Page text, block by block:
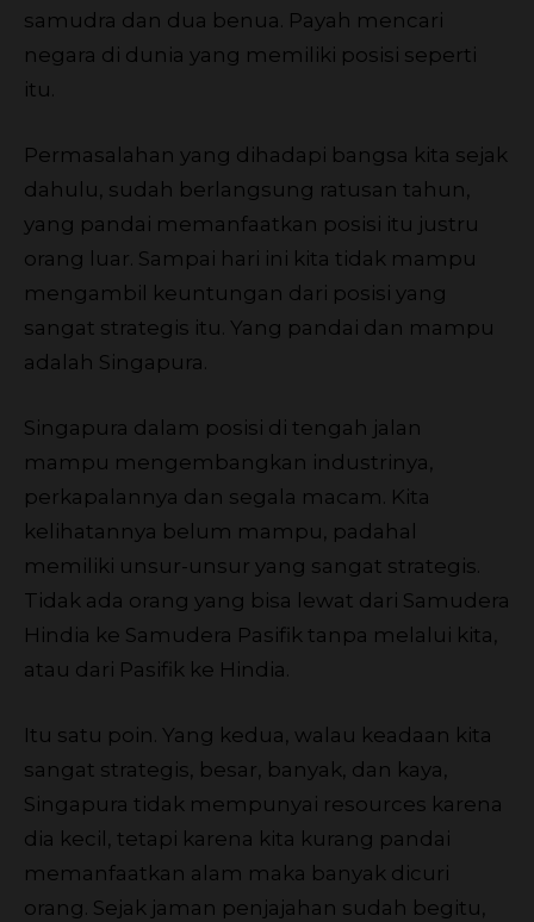
samudra dan dua benua. Payah mencari
negara di dunia yang memiliki posisi seperti
itu.
Permasalahan yang dihadapi bangsa kita sejak
dahulu, sudah berlangsung ratusan tahun,
yang pandai memanfaatkan posisi itu justru
orang luar. Sampai hari ini kita tidak mampu
mengambil keuntungan dari posisi yang
sangat strategis itu. Yang pandai dan mampu
adalah Singapura.
Singapura dalam posisi di tengah jalan
mampu mengembangkan industrinya,
perkapalannya dan segala macam. Kita
kelihatannya belum mampu, padahal
memiliki unsur-unsur yang sangat strategis.
Tidak ada orang yang bisa lewat dari Samudera
Hindia ke Samudera Pasifik tanpa melalui kita,
atau dari Pasifik ke Hindia.
Itu satu poin. Yang kedua, walau keadaan kita
sangat strategis, besar, banyak, dan kaya,
Singapura tidak mempunyai resources karena
dia kecil, tetapi karena kita kurang pandai
memanfaatkan alam maka banyak dicuri
orang. Sejak jaman penjajahan sudah begitu,